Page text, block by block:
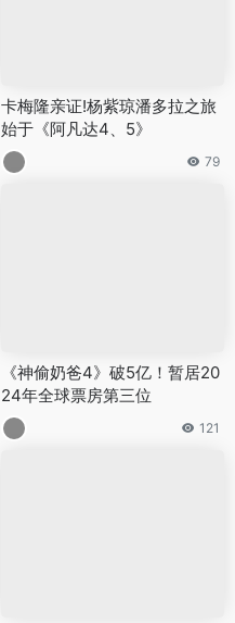
卡梅隆亲证!杨紫琼潘多拉之旅
始于《阿凡达4、5》
79
《神偷奶爸4》破5亿！暂居20
24年全球票房第三位
121